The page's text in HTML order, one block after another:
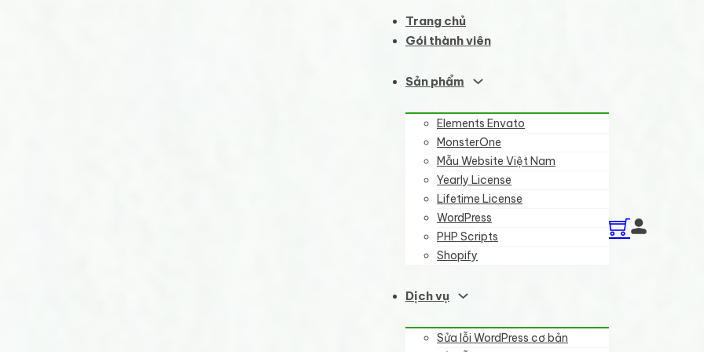
Trang chủ
Gói thành viên
Sản phẩm
Elements Envato
MonsterOne
Mẫu Website Việt Nam
Yearly License
Lifetime License
WordPress
PHP Scripts
Shopify
Dịch vụ
Sửa lỗi WordPress cơ bản